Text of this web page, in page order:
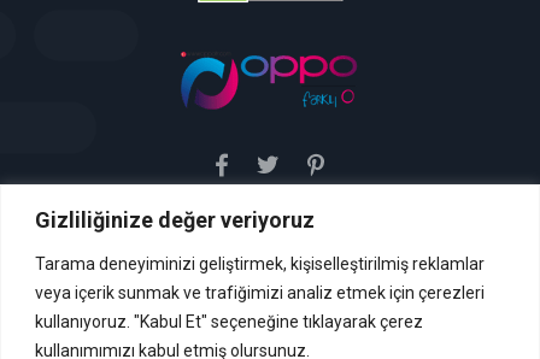
Gizliliğinize değer veriyoruz
Tarama deneyiminizi geliştirmek, kişiselleştirilmiş reklamlar
veya içerik sunmak ve trafiğimizi analiz etmek için çerezleri
kullanıyoruz. "Kabul Et" seçeneğine tıklayarak çerez
kullanımımızı kabul etmiş olursunuz.
Sitemiz uyar / kaldır prensibini benimsemiştir. Sitemiz,
hizmetini vermektedir. Bu yasaya göre, Site yönetimi
hukuka aykırı içerikleri kontrol etme yükümlülüğü yoktur. Bu
nedenle, web sitemiz uyar / kaldır prensibini
benimsemiştir ve kullanmaktadır. (
İletişim